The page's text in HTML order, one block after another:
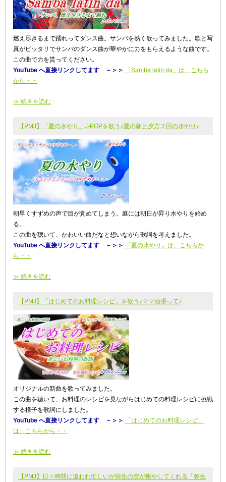
燃え尽きるまで踊れってダンス曲。サンバを熱く歌ってみました。歌と写
真がピッタリでサンバのダンス曲が華やかに力をもらえるような曲です。
この曲で力を貰ってください。
YouTube へ直接リンクしてます －＞＞
「Samba latin da」は、こちら
から・・
≫ 続きを読む
【PMJ】「夏の水やり」J-POPを歌う♪夏の朝と夕方２回の水やり♪
朝早くすずめの声で目が覚めてしまう。庭には朝日が昇り水やりを始め
る。
この曲を聴いて、かわいい曲だなと想いながら歌詞を考えました。
YouTube へ直接リンクしてます －＞＞
「夏の水やり」は、こちらか
ら・・
≫ 続きを読む
【PMJ】「はじめてのお料理レシピ」を歌う♪ママ頑張って♪
オリジナルの新曲を歌ってみました。
この曲を聴いて、お料理のレシピを見ながらはじめての料理レシピに挑戦
する様子を歌詞にしました。
YouTube へ直接リンクしてます －＞＞
「はじめてのお料理レシピ」
は、こちらから・・
≫ 続きを読む
【PMJ】日々時間に追われ忙しいが弥生の空が癒やしてくれる「弥生